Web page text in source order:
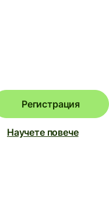
Регистрация
Научете повече